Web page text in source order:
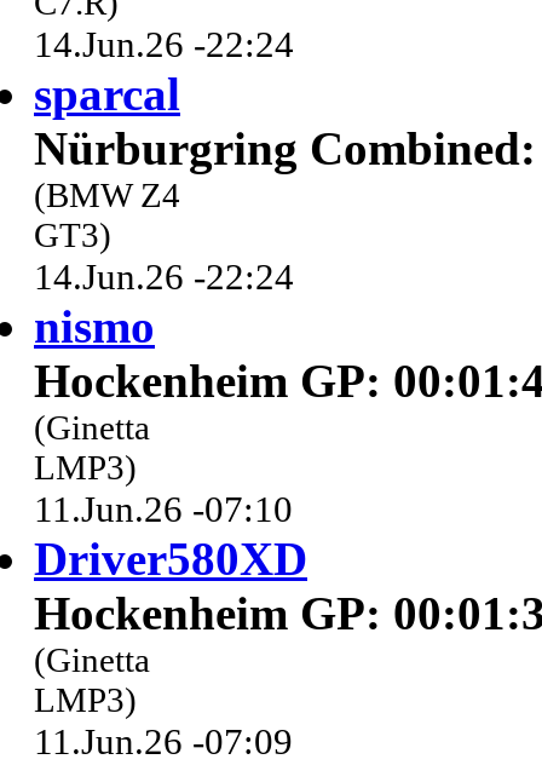
14.Jun.26 -22:24
sparcal
Nürburgring Combined:
(BMW Z4
GT3)
14.Jun.26 -22:24
nismo
Hockenheim GP:
(Ginetta
LMP3)
11.Jun.26 -07:10
Driver580XD
Hockenheim GP:
(Ginetta
LMP3)
11.Jun.26 -07:09